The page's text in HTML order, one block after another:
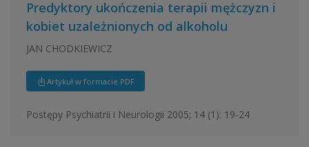
Predyktory ukończenia terapii mężczyzn i
kobiet uzależnionych od alkoholu
JAN CHODKIEWICZ
Artykuł w formacie PDF
Postępy Psychiatrii i Neurologii 2005; 14 (1): 19-24